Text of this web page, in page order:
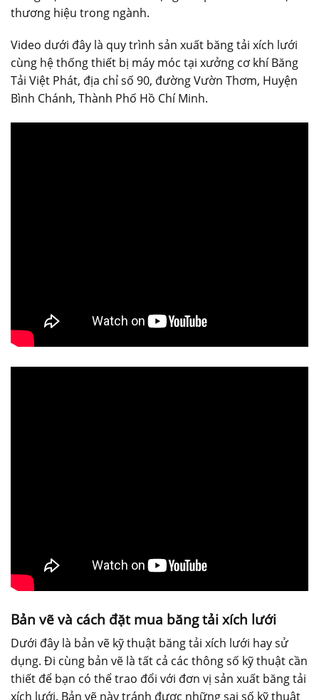
thương hiệu trong ngành.
Video dưới đây là quy trình sản xuất băng tải xích lưới
cùng hệ thống thiết bị máy móc tại xưởng cơ khí Băng
Tải Việt Phát, địa chỉ số 90, đường Vườn Thơm, Huyện
Bình Chánh, Thành Phố Hồ Chí Minh.
Bản vẽ và cách đặt mua băng tải xích lưới
Dưới đây là bản vẽ kỹ thuật băng tải xích lưới hay sử
dụng. Đi cùng bản vẽ là tất cả các thông số kỹ thuật cần
thiết để bạn có thể trao đổi với đơn vị sản xuất băng tải
xích lưới. Bản vẽ này tránh được những sai số kỹ thuật